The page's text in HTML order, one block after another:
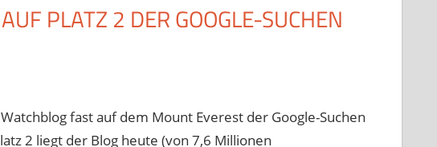
PLATZ 2 DER GOOGLE-SUCHEN
fast auf dem Mount Everest der Google-Suchen
2 liegt der Blog heute (von 7,6 Millionen